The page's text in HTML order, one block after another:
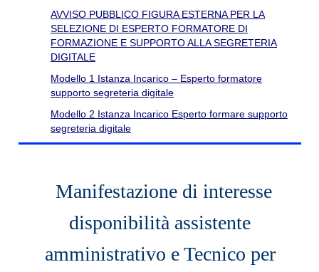
AVVISO PUBBLICO FIGURA ESTERNA PER LA
SELEZIONE DI ESPERTO FORMATORE DI
FORMAZIONE E SUPPORTO ALLA SEGRETERIA
DIGITALE
Modello 1 Istanza Incarico – Esperto formatore
supporto segreteria digitale
Modello 2 Istanza Incarico Esperto formare supporto
segreteria digitale
Manifestazione di interesse
disponibilità assistente
amministrativo e Tecnico per